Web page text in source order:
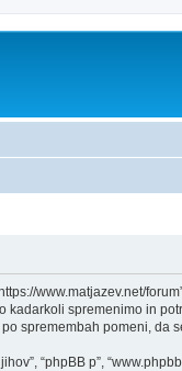
www.matjazev.net/
kadarkoli spremenimo in
spremembah pomeni,
“phpBB p”,